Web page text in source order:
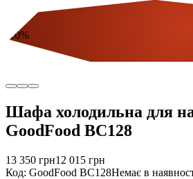
10%
Шафа холодильна для
GoodFood BC128
13 350 грн12 015 грн
Код: GoodFood BC128Немає в